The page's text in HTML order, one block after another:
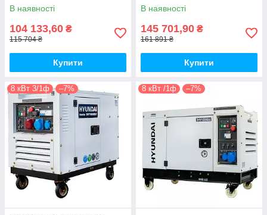
В наявності
104 133,60 ₴
115 704 ₴
Купити
В наявності
145 701,90 ₴
161 891 ₴
Купити
8 кВт 3/1ф –7% 8 кВт /1ф –7%